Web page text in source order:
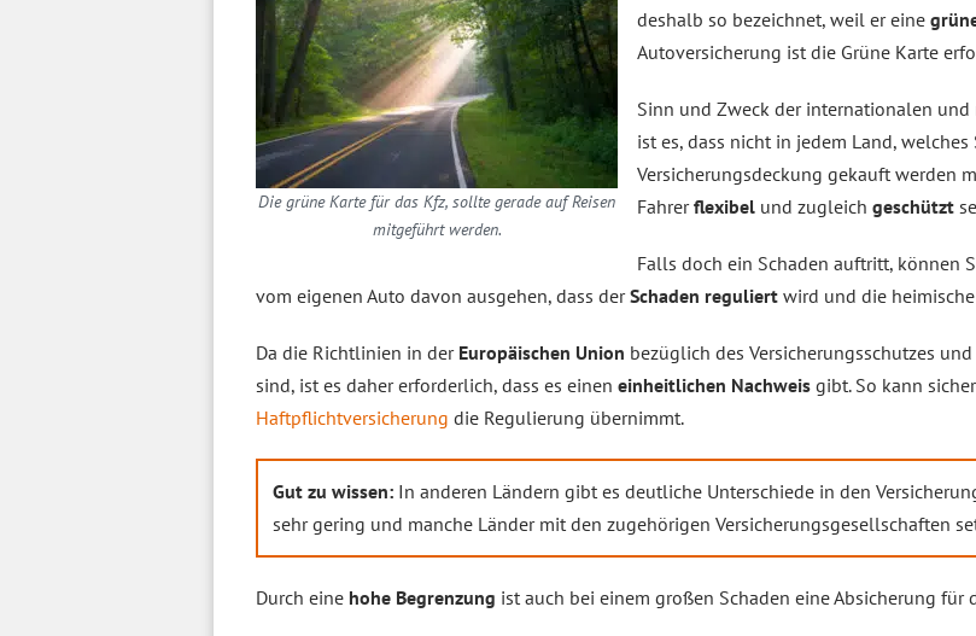
Die grüne Karte für das Kfz, sollte gerade auf Reisen
mitgeführt werden.
deshalb so bezeichnet, weil er eine
Autoversicherung ist die Grüne Karte
Sinn und Zweck der internationalen und
ist es, dass nicht in jedem Land,
Versicherungsdeckung gekauft werden
Fahrerflexibel und zugleich geschützt
Falls doch ein Schaden auftritt, können
vom eigenen Auto davon ausgehen, dass derSchaden reguliert wird und die
Da die Richtlinien in der Europäischen Union bezüglich des Versicherungsschutzes
sind, ist es daher erforderlich, dass es einen einheitlichen Nachweis gibt. So kann
Haftpflichtversicherung die Regulierung übernimmt.
Gut zu wissen: In anderen Ländern gibt es deutliche Unterschiede in den
sehr gering und manche Länder mit den zugehörigen Versicherungsgesellschaften
Durch eine hohe Begrenzung ist auch bei einem großen Schaden eine Absicherung für